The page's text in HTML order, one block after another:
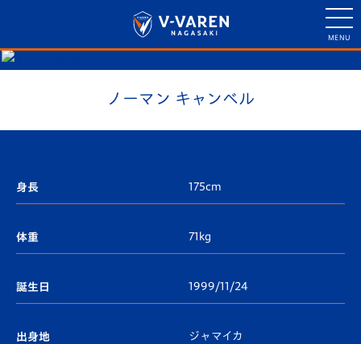
ノーマン キャンベル
身長 175cm
体重 71kg
誕生日 1999/11/24
出身地 ジャマイカ